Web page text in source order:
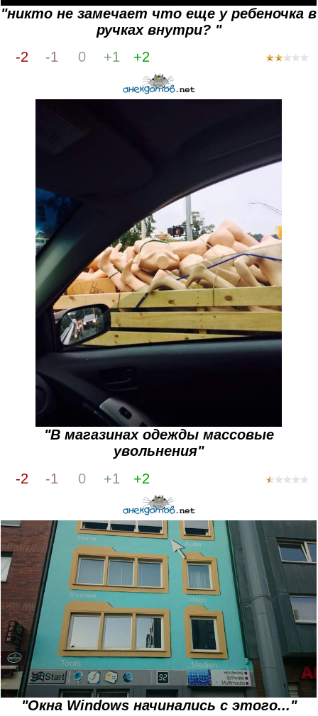
"никто не замечает что еще у ребеночка в
ручках внутри? "
-2
-1 0 +1 +2
"В магазинах одежды массовые
увольнения"
-2
-1 0 +1 +2
"Окна Windows начинались с этого..."